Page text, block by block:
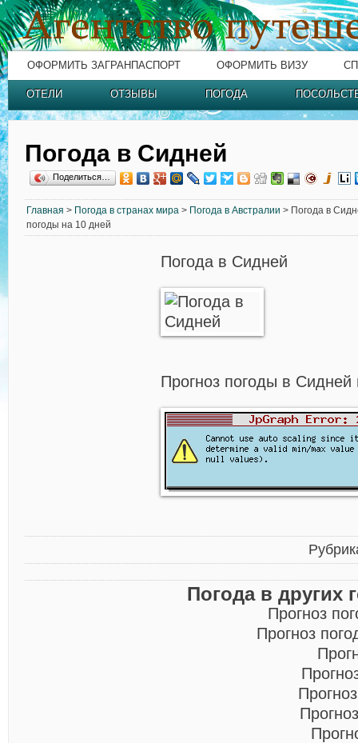
ОФОРМИТЬ ЗАГРАНПАСПОРТ ОФОРМИТЬ ВИЗУ
ОТЕЛИ ОТЗЫВЫ ПОГОДА
Погода в Сидней
Поделиться…
Главная > Погода в странах мира > Погода в Австралии > Погода в
погоды на 10 дней
Погода в Сидней
Прогноз погоды в Сидней
Погода в других
Прогноз
Прогноз